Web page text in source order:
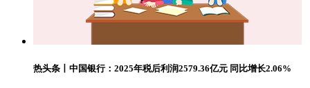
热头条丨中国银行：2025年税后利润2579.36亿元 同比增长2.06%